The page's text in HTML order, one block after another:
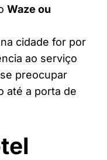
Waze ou
cidade for por
ao serviço
preocupar
até a porta de